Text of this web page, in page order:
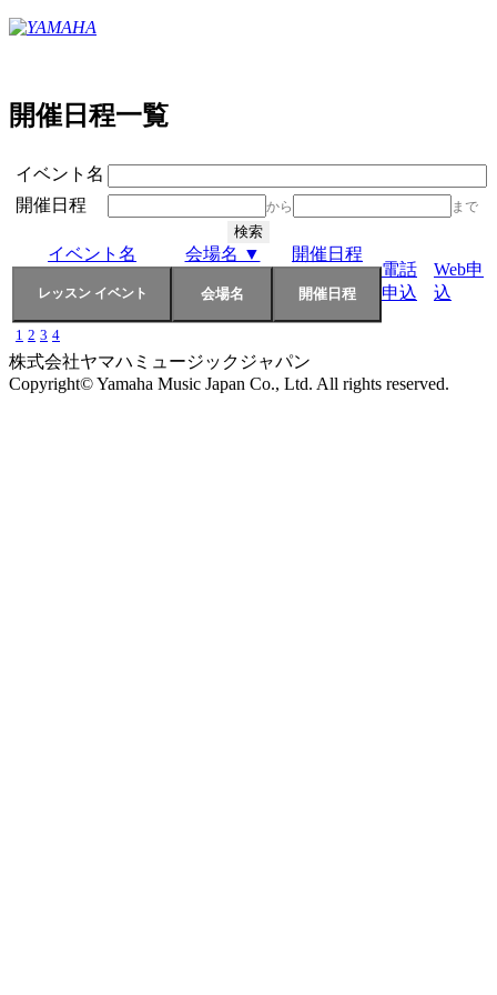
開催日程一覧
イベント名
開催日程
から まで
イベント名 会場名 ▼
開催日程
電話
申込
Web申
込
1 2 3 4
株式会社ヤマハミュージックジャパン
Copyright© Yamaha Music Japan Co., Ltd. All rights reserved.